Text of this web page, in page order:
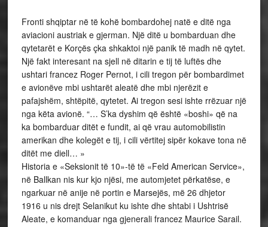
Fronti shqiptar në të kohë bombardohej natë e ditë nga
aviacioni austriak e gjerman. Një ditë u bombarduan dhe
qytetarët e Korçës çka shkaktoi një panik të madh në qytet.
Një fakt interesant na sjell në ditarin e tij të luftës dhe
ushtari francez Roger Pernot, i cili tregon për bombardimet
e avionëve mbi ushtarët aleatë dhe mbi njerëzit e
pafajshëm, shtëpitë, qytetet. Ai tregon sesi ishte rrëzuar një
nga këta avionë. “… S’ka dyshim që është «boshi» që na
ka bombarduar ditët e fundit, ai që vrau automobilistin
amerikan dhe kolegët e tij, i cili vërtitej sipër kokave tona në
ditët me diell… »
Historia e «Seksionit të 10»-të të «Feld American Service»,
në Ballkan nis kur kjo njësi, me automjetet përkatëse, e
ngarkuar në anije në portin e Marsejës, më 26 dhjetor
1916 u nis drejt Selanikut ku ishte dhe shtabi i Ushtrisë
Aleate, e komanduar nga gjenerali francez Maurice Sarail.